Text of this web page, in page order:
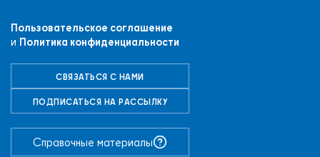
+7 (843) 294-83-44
ПРИСОЕДИНИТЬСЯ К СЕТИ
Пользовательское соглашение
и Политика конфиденциальности
СВЯЗАТЬСЯ С НАМИ
ПОДПИСАТЬСЯ НА РАССЫЛКУ
Справочные материалы